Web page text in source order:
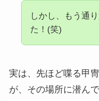
しかし、もう通
た！(笑)
実は、先ほど喋る甲
が、その場所に潜ん